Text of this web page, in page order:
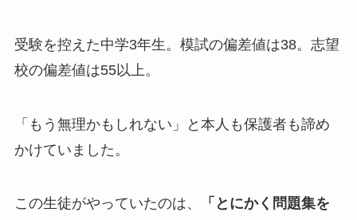
受験を控えた中学3年生。模試の偏差値は38。志望
校の偏差値は55以上。
「もう無理かもしれない」と本人も保護者も諦め
かけていました。
この生徒がやっていたのは、
「とにかく問題集を